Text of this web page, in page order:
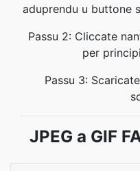
aduprendu u buttone
Passu 2: Cliccate
per
Passu 3:
JPEG a GIF